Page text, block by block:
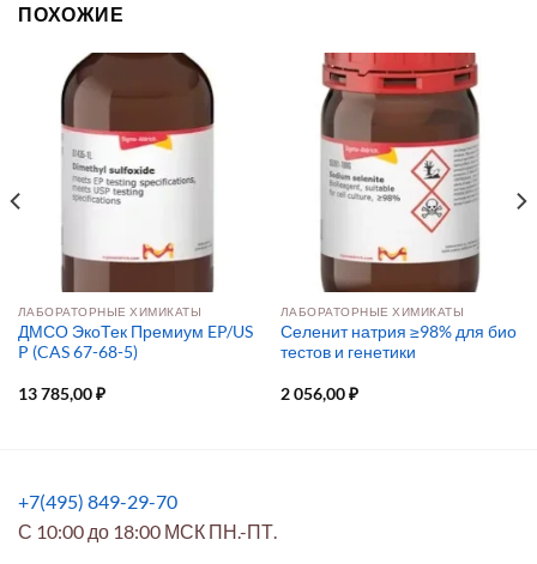
ПОХОЖИЕ
ЛАБОРАТОРНЫЕ ХИМИКАТЫ
ДМСО ЭкоТек Премиум EP/US
P (CAS 67-68-5)
13 785,00₽
ЛАБОРАТОРНЫЕ ХИМИКАТЫ
Селенит натрия ≥98% для био
тестов и генетики
2 056,00₽
+7(495) 849-29-70
С 10:00 до 18:00 МСК ПН.-ПТ.